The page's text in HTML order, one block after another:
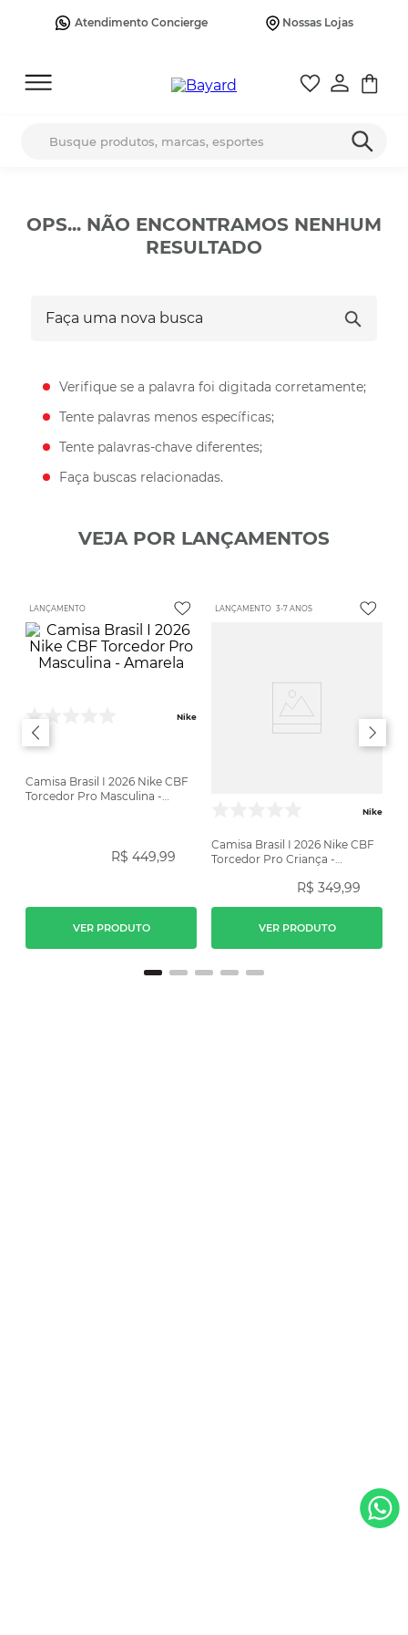
Atendimento Concierge Nossas Lojas
OPS... NÃO ENCONTRAMOS NENHUM
RESULTADO
Verifique se a palavra foi digitada corretamente;
Tente palavras menos específicas;
Tente palavras-chave diferentes;
Faça buscas relacionadas.
VEJA POR LANÇAMENTOS
LANÇAMENTO
Nike
Camisa Brasil I 2026 Nike CBF
Torcedor Pro Masculina -
R$ 449,99
VER PRODUTO
LANÇAMENTO 3-7 ANOS
Nike
Camisa Brasil I 2026 Nike CBF
Torcedor Pro Criança -
R$ 349,99
VER PRODUTO